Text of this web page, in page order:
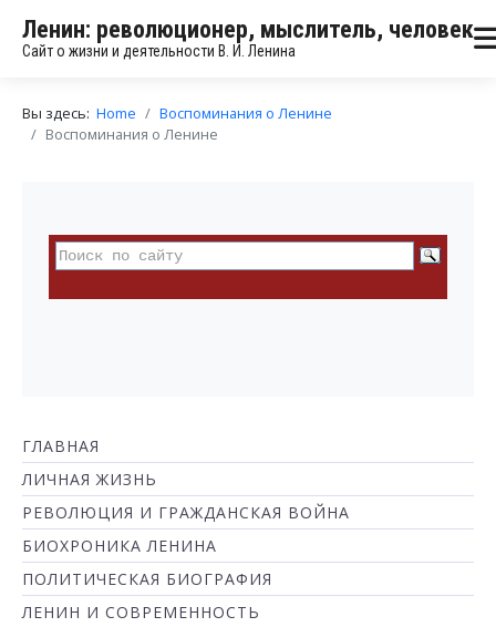
Ленин: революционер, мыслитель, человек
Сайт о жизни и деятельности В. И. Ленина
Вы здесь: Home
Воспоминания о Ленине
Воспоминания о Ленине
ГЛАВНАЯ
ЛИЧНАЯ ЖИЗНЬ
РЕВОЛЮЦИЯ И ГРАЖДАНСКАЯ ВОЙНА
БИОХРОНИКА ЛЕНИНА
ПОЛИТИЧЕСКАЯ БИОГРАФИЯ
ЛЕНИН И СОВРЕМЕННОСТЬ